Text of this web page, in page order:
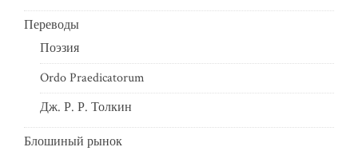
Переводы
Поэзия
Ordo Praedicatorum
Дж. Р. Р. Толкин
Блошиный рынок